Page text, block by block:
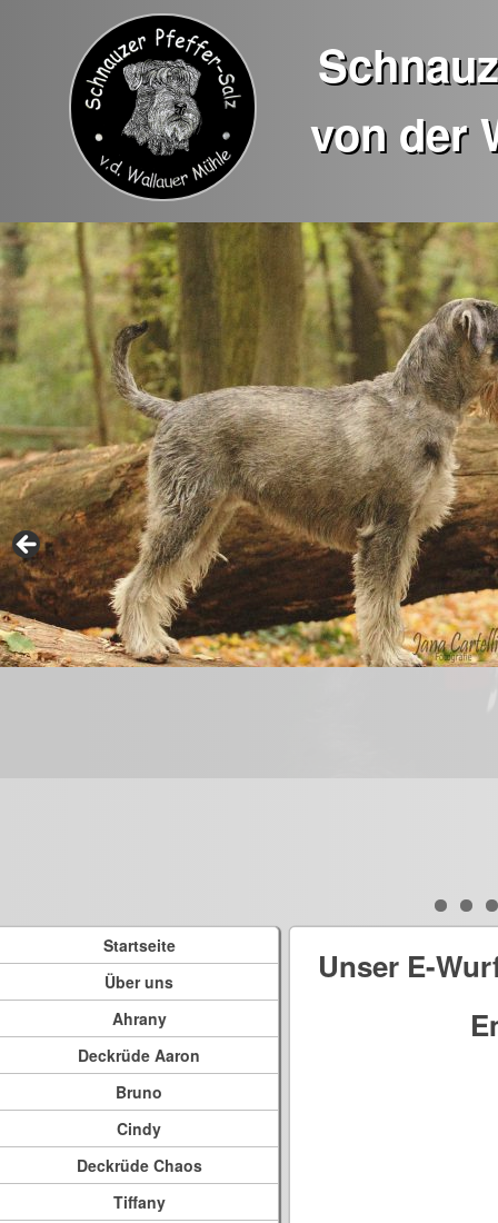
von der
Startseite
Über uns
Ahrany
Deckrüde Aaron
Bruno
Cindy
Deckrüde Chaos
Tiffany
Unser E-